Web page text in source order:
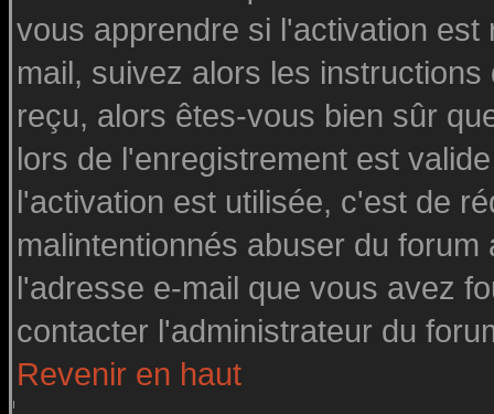
vous apprendre si l'activation
mail, suivez alors les
reçu, alors êtes-vous bien sûr
lors de l'enregistrement est
l'activation est utilisée, c'est de
malintentionnés abuser du
l'adresse e-mail que vous avez
contacter l'administrateur du
Revenir en haut